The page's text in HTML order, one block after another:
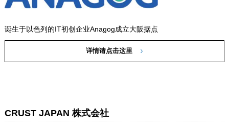
诞生于以色列的IT初创企业Anagog成立大阪据点
详情请点击这里
CRUST JAPAN 株式会社